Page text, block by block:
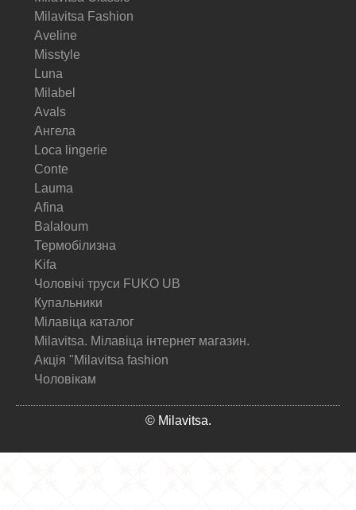
Milavitsa Fashion
Aveline
Misstyle
Luna
Milabel
Avals
Ангела
Loca lingerie
Conte
Lauma
Afina
Balaloum
Термобілизна
Kifa
Чоловічі труси FUKO UB
Купальники
Мілавіца каталог
Milavitsa. Мілавіца інтернет магазин.
Акція "Milavitsa fashion
Чоловікам
© Milavitsa.